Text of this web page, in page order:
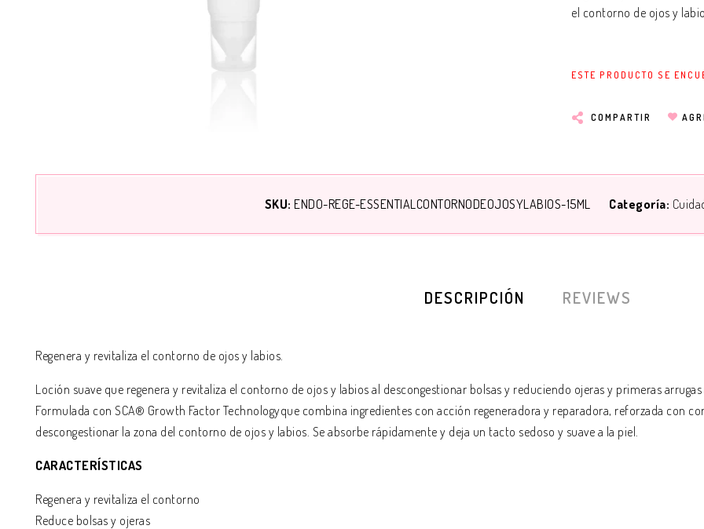
el contorno de ojos y
ESTE PRODUCTO SE
COMPARTIR
SKU:ENDO-REGE-ESSENTIALCONTORNODEOJOSYLABIOS-15ML Categoría:
DESCRIPCIÓN REVIEWS
Regenera y revitaliza el contorno de ojos y labios.
Loción suave que regenera y revitaliza el contorno de ojos y labios al descongestionar bolsas y reduciendo ojeras y primeras
Formulada con SCA® Growth Factor Technologyque combina ingredientes con acción regeneradora y reparadora, reforzada con
descongestionar la zona del contorno de ojos y labios. Se absorbe rápidamente y deja un tacto sedoso y suave a la piel.
CARACTERÍSTICAS
Regenera y revitaliza el contorno
Reduce bolsas y ojeras